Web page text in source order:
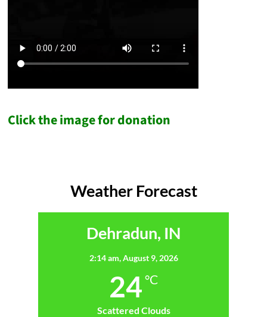
Click the image for donation
Weather Forecast
Dehradun, IN
2:14 am,August 9, 2026
24 °C
Scattered Clouds